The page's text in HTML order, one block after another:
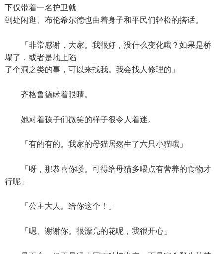
下仅带着一名护卫就
到处闲逛、布伦希尔德也曲着身子和平民们轻松的搭话。
「非常感谢，大家。我很好，没什么变化哦？如果是桥
塌了，或者是地上陷
了个洞之类的事，可以来找我。我会找人修理的」
齐格鲁德眯着眼睛。
她对着孩子们微笑的样子很令人着迷。
「有的有的。我家的母猫居然生了六只小猫哦」
「呀，那恭喜你喽。可得给母猫多喂点有营养的食物才
行呢」
「公主大人。给你这个！」
「嗯、谢谢你。很漂亮的花呢，我很开心」